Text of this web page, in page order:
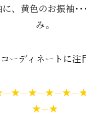
、黄色のお振袖･
み。
ーディネートに注
★—★